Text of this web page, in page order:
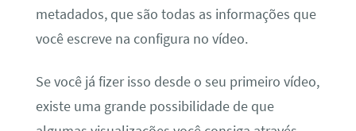
metadados, que são todas as informações que
você escreve na configura no vídeo.
Se você já fizer isso desde o seu primeiro vídeo,
existe uma grande possibilidade de que